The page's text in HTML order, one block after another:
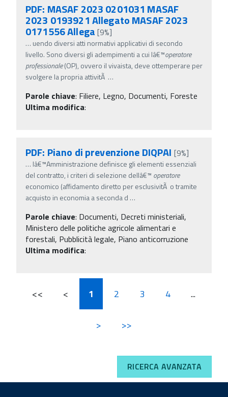
PDF: MASAF 2023 0201031 MASAF
2023 0193921 Allegato MASAF 2023
0171556 Allega [9%]
… uendo diversi atti normativi applicativi di secondo
livello. Sono diversi gli adempimenti a cui lâ€™operatore
professionale(OP), ovvero il vivaista, deve ottemperare per
svolgere la propria attivitÃ …
Parole chiave: Filiere, Legno, Documenti, Foreste
Ultima modifica:
PDF: Piano di prevenzione DIQPAI [9%]
… lâ€™Amministrazione definisce gli elementi essenziali
del contratto, i criteri di selezione dellâ€™ operatore
economico (affidamento diretto per esclusivitÃ o tramite
acquisto in economia a seconda d …
Parole chiave: Documenti, Decreti ministeriali,
Ministero delle politiche agricole alimentari e
forestali, Pubblicità legale, Piano anticorruzione
Ultima modifica:
<< < 1 2 3 4 ...
> >>
RICERCA AVANZATA